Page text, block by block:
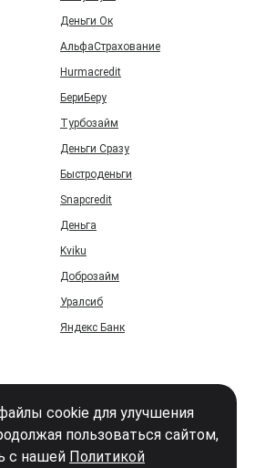
Деньги Ок
АльфаСтрахование
Hurmacredit
БериБеру
Турбозайм
Деньги Сразу
Быстроденьги
Snapcredit
Деньга
Kviku
Доброзайм
Уралсиб
Яндекс Банк
cookie для улучшения
пользоваться сайтом,
с нашей Политикой